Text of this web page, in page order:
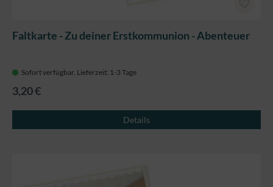
Faltkarte - Zu deiner Erstkommunion - Abenteuer
Sofort verfügbar, Lieferzeit: 1-3 Tage
3,20 €
Details